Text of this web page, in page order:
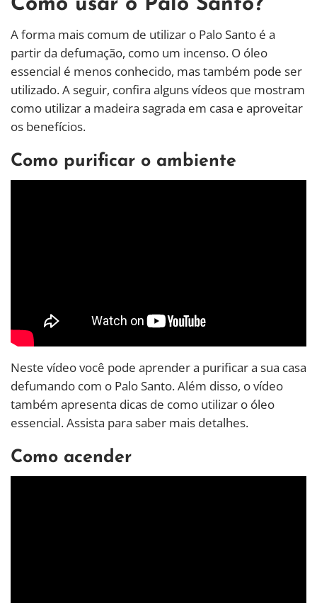
Como usar o Palo Santo?
A forma mais comum de utilizar o Palo Santo é a
partir da defumação, como um incenso. O óleo
essencial é menos conhecido, mas também pode ser
utilizado. A seguir, confira alguns vídeos que mostram
como utilizar a madeira sagrada em casa e aproveitar
os benefícios.
Como purificar o ambiente
Neste vídeo você pode aprender a purificar a sua casa
defumando com o Palo Santo. Além disso, o vídeo
também apresenta dicas de como utilizar o óleo
essencial. Assista para saber mais detalhes.
Como acender